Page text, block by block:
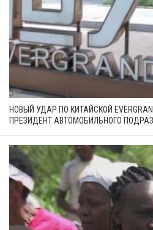
НОВЫЙ УДАР ПО КИТАЙСКОЙ
ПРЕЗИДЕНТ АВТОМОБИЛЬНОГО